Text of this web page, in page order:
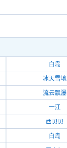
白岛
冰天雪地
流云飘瀑
一江
西贝贝
白岛